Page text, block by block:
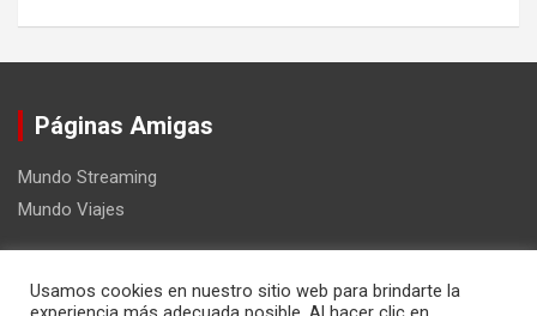
Páginas Amigas
Mundo Streaming
Mundo Viajes
Usamos cookies en nuestro sitio web para brindarte la